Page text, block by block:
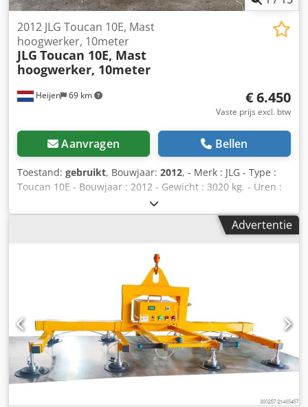
Heijen 69 km
2012 JLG Toucan 10E, Mast
hoogwerker, 10meter
JLG Toucan 10E, Mast
hoogwerker, 10meter
€ 6.450
Vaste prijs excl. btw
Aanvragen Bellen
Toestand: gebruikt, Bouwjaar: 2012, - Merk : JLG - Type :
Toucan 10E - Bouwjaar : 2012 - Gewicht : 3020 kg. - Uren :
543 uur - Werkhoogte : 10 meter - Zijdelingsbereik : 3,2
meter - Hefvermogen : 200 kg. - Aandrijving : Accu -
Acculader ingebouwd (220 volt) - Non marking banden -
aanwezig - CE document aanwezig - Video op onze website
- Inruil en transport mogelijk * Merk: JLG * Type: Toucan
10E * Bouwjaar: 2012 * Gewicht: 3020 kg. * Uren: 543 uur
Cedpfsy Dr U Uex Ahrjha * Werkhoogte: 10 meter *
Zijdelingsbereik: 3,2 meter * Hefvermogen: 200 kg. *
Aandrijving: Accu
Advertentie